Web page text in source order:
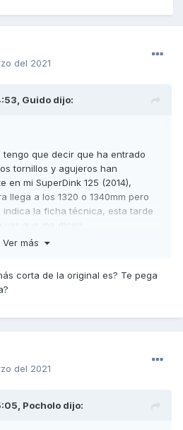
del 2021
Guido dijo:
que decir que ha entrado
tornillos y agujeros han
en mi SuperDink 125 (2014),
llega a los 1320 o 1340mm pero
indica la ficha técnica, esta tarde
que me dicen.....
les interesa.
Ver más
corta de la original es? Te pega
del 2021
Pocholo dijo: